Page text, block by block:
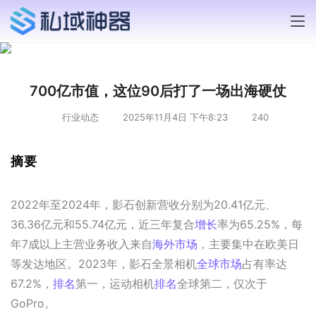
700亿市值，这位90后打了一场出海硬仗
行业动态 2025年11月4日 下午8:23 240
摘要
2022年至2024年，影石创新营收分别为20.41亿元、
36.36亿元和55.74亿元，近三年复合增长率为65.25%，每
年7成以上主营业务收入来自海外市场 ，主要集中在欧美日
等发达地区。2023年，影石全景相机全球市场占有率达
67.2%， 排名第一，运动相机排名全球第二，仅次于
GoPro。